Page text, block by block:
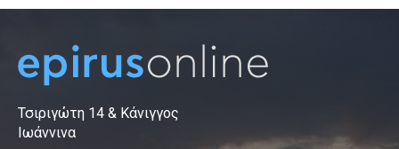
Τσιριγώτη 14 & Κάνιγγος
Ιωάννινα